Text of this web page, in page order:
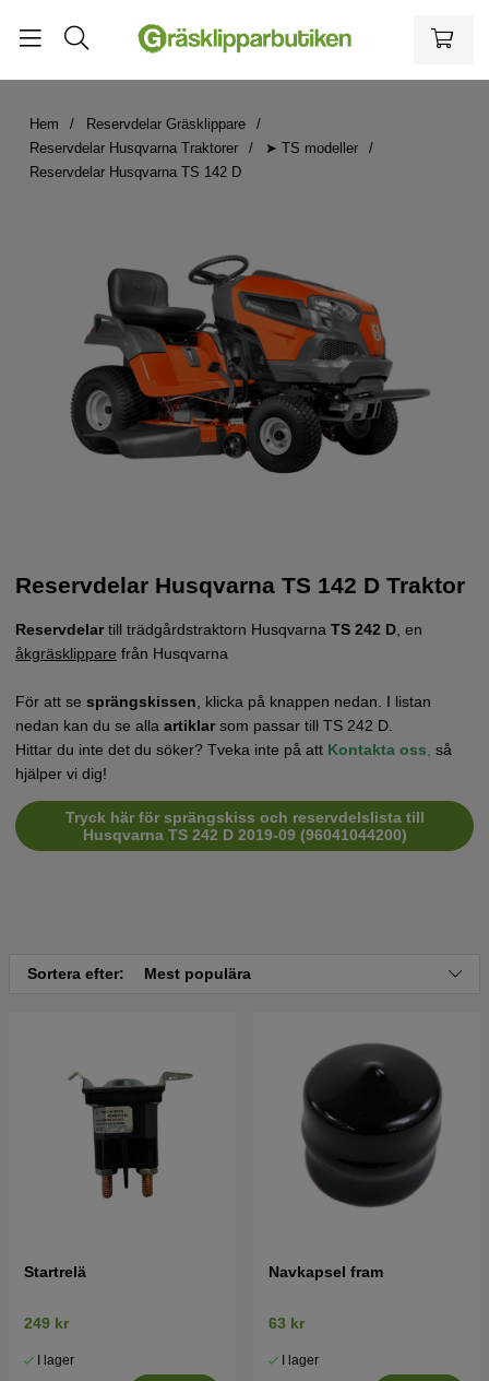
Hem
Reservdelar Gräsklippare
Reservdelar Husqvarna Traktorer
➤ TS modeller
Reservdelar Husqvarna TS 142 D
Reservdelar Husqvarna TS 142 D Traktor
Reservdelartill trädgårdstraktorn Husqvarna TS 242 D , en
åkgräsklippare från Husqvarna
För att se sprängskissen , klicka på knappen nedan. I listan
nedan kan du se alla artiklarsom passar till TS 242 D.
Hittar du inte det du söker? Tveka inte på att Kontakta oss så
hjälper vi dig!
Tryck här för sprängskiss och reservdelslista till
Husqvarna TS 242 D 2019-09 (96041044200)
Sortera efter: Mest populära
Startrelä
249 kr
I lager
Navkapsel fram
63 kr
I lager